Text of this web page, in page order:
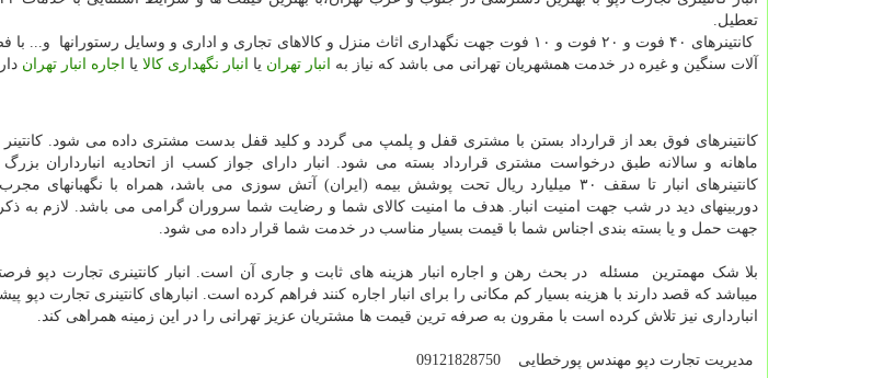
تعطیل.
کانتینرهای ۴۰ فوت و ۲۰ فوت و ۱۰ فوت جهت نگهداری اثاث منزل و کالاهای تجاری و اداری و وسایل
آلات سنگین و غیره در خدمت همشهریان تهرانی می باشد که نیاز به
انبار تهران یا انبار نگهداری کالا یا اجاره انبار تهران
کانتینرهای فوق بعد از قرارداد بستن با مشتری قفل و پلمپ می گردد و کلید قفل بدست مشتری داده می شود. کانتینر
ماهانه و سالانه طبق درخواست مشتری قرارداد بسته می شود. انبار دارای جواز کسب از اتحادیه انبارداران
کانتینرهای انبار تا سقف ۳۰ میلیارد ریال تحت پوشش بیمه (ایران) آتش سوزی می باشد، همراه با
دوربینهای دید در شب جهت امنیت انبار. هدف ما امنیت کالای شما و رضایت شما سروران گرامی می باشد. لازم به
جهت حمل و یا بسته بندی اجناس شما با قیمت بسیار مناسب در خدمت شما قرار داده می شود.
بلا شک مهمترین مسئله در بحث رهن و اجاره انبار هزینه های ثابت و جاری آن است. انبار کانتینری تجارت دپو
میباشد که قصد دارند با هزینه بسیار کم مکانی را برای انبار اجاره کنند فراهم کرده است. انبارهای کانتینری تجارت دپو
انبارداری نیز تلاش کرده است با مقرون به صرفه ترین قیمت ها مشتریان عزیز تهرانی را در این زمینه همراهی کند.
مدیریت تجارت دپو مهندس پورخطایی 09121828750